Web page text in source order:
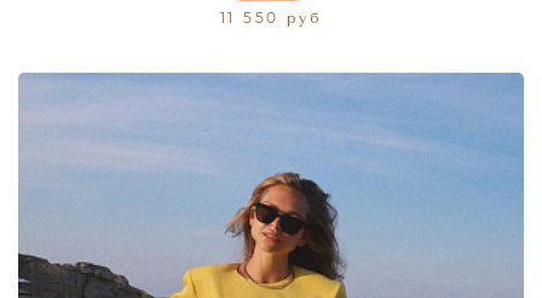
11 550 руб